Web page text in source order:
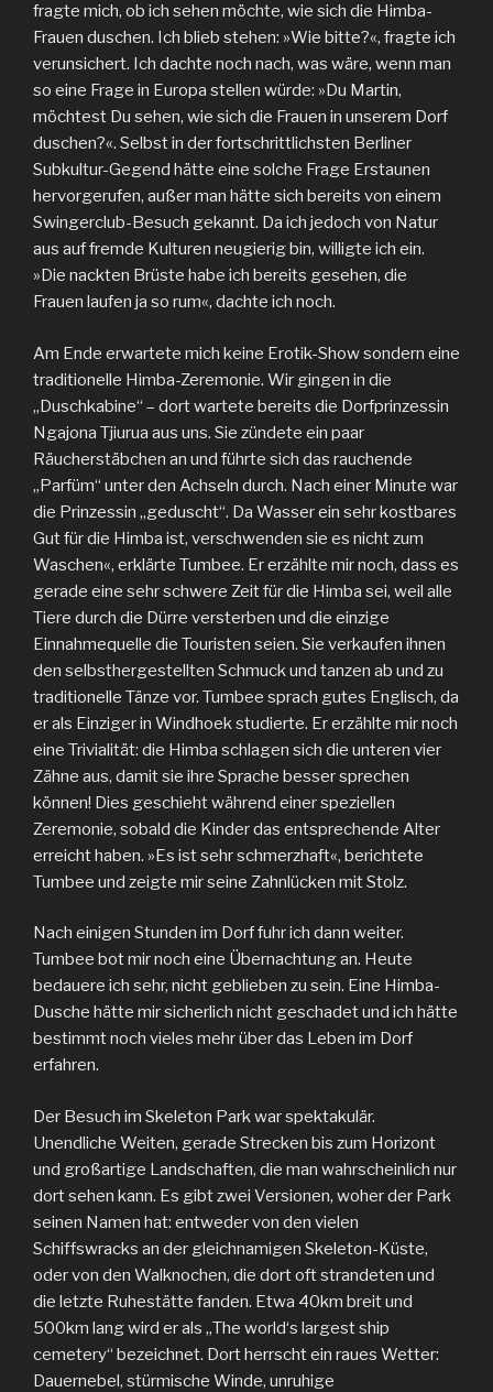
fragte mich, ob ich sehen möchte, wie sich die Himba-
Frauen duschen. Ich blieb stehen: »Wie bitte?«, fragte ich
verunsichert. Ich dachte noch nach, was wäre, wenn man
so eine Frage in Europa stellen würde: »Du Martin,
möchtest Du sehen, wie sich die Frauen in unserem Dorf
duschen?«. Selbst in der fortschrittlichsten Berliner
Subkultur-Gegend hätte eine solche Frage Erstaunen
hervorgerufen, außer man hätte sich bereits von einem
Swingerclub-Besuch gekannt. Da ich jedoch von Natur
aus auf fremde Kulturen neugierig bin, willigte ich ein.
»Die nackten Brüste habe ich bereits gesehen, die
Frauen laufen ja so rum«, dachte ich noch.
Am Ende erwartete mich keine Erotik-Show sondern eine
traditionelle Himba-Zeremonie. Wir gingen in die
„Duschkabine“ – dort wartete bereits die Dorfprinzessin
Ngajona Tjiurua aus uns. Sie zündete ein paar
Räucherstäbchen an und führte sich das rauchende
„Parfüm“ unter den Achseln durch. Nach einer Minute war
die Prinzessin „geduscht“. Da Wasser ein sehr kostbares
Gut für die Himba ist, verschwenden sie es nicht zum
Waschen«, erklärte Tumbee. Er erzählte mir noch, dass es
gerade eine sehr schwere Zeit für die Himba sei, weil alle
Tiere durch die Dürre versterben und die einzige
Einnahmequelle die Touristen seien. Sie verkaufen ihnen
den selbsthergestellten Schmuck und tanzen ab und zu
traditionelle Tänze vor. Tumbee sprach gutes Englisch, da
er als Einziger in Windhoek studierte. Er erzählte mir noch
eine Trivialität: die Himba schlagen sich die unteren vier
Zähne aus, damit sie ihre Sprache besser sprechen
können! Dies geschieht während einer speziellen
Zeremonie, sobald die Kinder das entsprechende Alter
erreicht haben. »Es ist sehr schmerzhaft«, berichtete
Tumbee und zeigte mir seine Zahnlücken mit Stolz.
Nach einigen Stunden im Dorf fuhr ich dann weiter.
Tumbee bot mir noch eine Übernachtung an. Heute
bedauere ich sehr, nicht geblieben zu sein. Eine Himba-
Dusche hätte mir sicherlich nicht geschadet und ich hätte
bestimmt noch vieles mehr über das Leben im Dorf
erfahren.
Der Besuch im Skeleton Park war spektakulär.
Unendliche Weiten, gerade Strecken bis zum Horizont
und großartige Landschaften, die man wahrscheinlich nur
dort sehen kann. Es gibt zwei Versionen, woher der Park
seinen Namen hat: entweder von den vielen
Schiffswracks an der gleichnamigen Skeleton-Küste,
oder von den Walknochen, die dort oft strandeten und
die letzte Ruhestätte fanden. Etwa 40km breit und
500km lang wird er als „The world‘s largest ship
cemetery“ bezeichnet. Dort herrscht ein raues Wetter:
Dauernebel, stürmische Winde, unruhige